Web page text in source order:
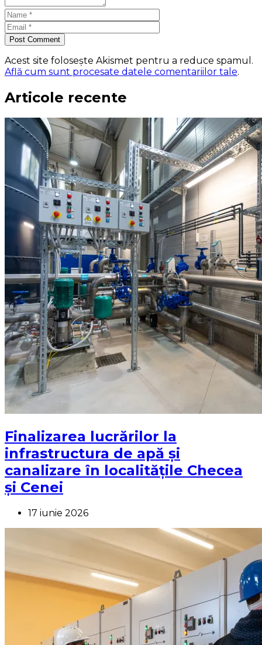
Post Comment
Acest site folosește Akismet pentru a reduce spamul.
Află cum sunt procesate datele comentariilor tale.
Articole recente
Finalizarea lucrărilor la
infrastructura de apă și
canalizare în localitățile Checea
și Cenei
17 iunie 2026